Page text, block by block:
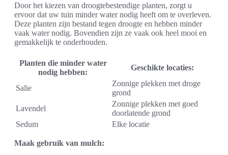
Door het kiezen van droogtebestendige planten, zorgt u
ervoor dat uw tuin minder water nodig heeft om te overleven.
Deze planten zijn bestand tegen droogte en hebben minder
vaak water nodig. Bovendien zijn ze vaak ook heel mooi en
gemakkelijk te onderhouden.
Planten die minder water
nodig hebben:
Geschikte locaties:
Salie
Zonnige plekken met droge
grond
Lavendel
Zonnige plekken met goed
doorlatende grond
Sedum
Elke locatie
Maak gebruik van mulch: